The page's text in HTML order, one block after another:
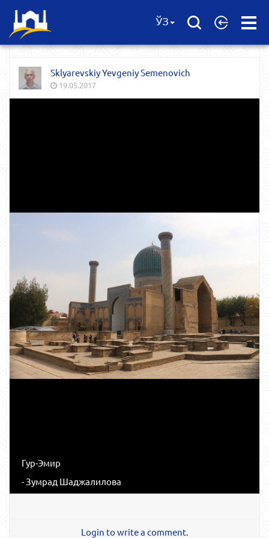
Open
ЎЗ
Sklyarevskiy Yevgeniy Semenovich
19.05.2017
Гур-Эмир
- Зумрад Шаджалилова
Login to write a comment.